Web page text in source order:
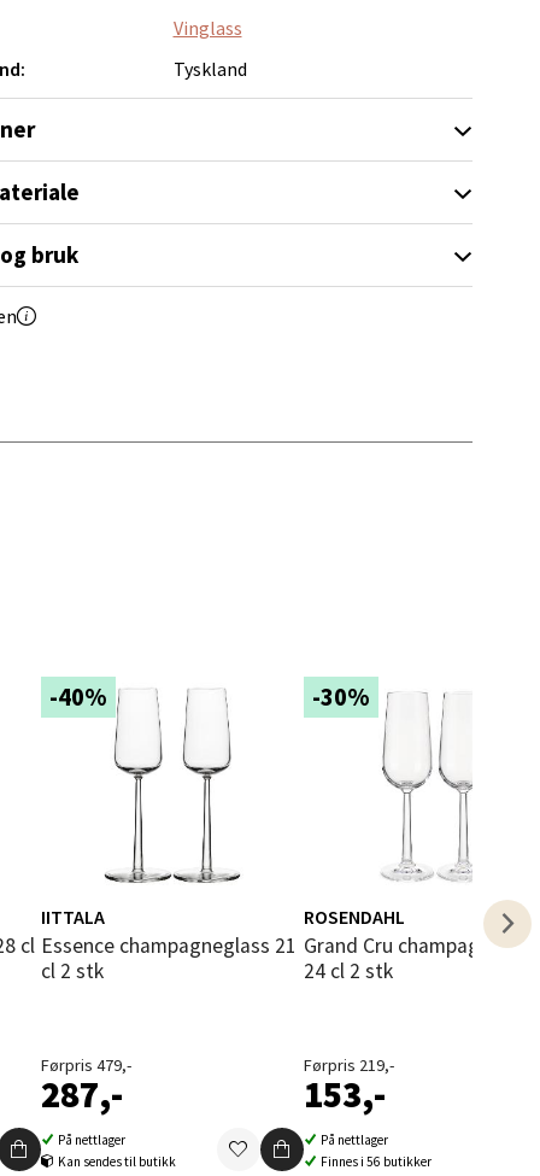
Vinglass
Tyskland
bruk
-40%
IITTALA
Essence champagneglass 21
cl 2 stk
Førpris 479,-
287,-
På nettlager
Kan sendes til butikk
-30%
ROSENDAHL
Grand Cru champagneglass
24 cl 2 stk
Førpris 219,-
153,-
På nettlager
Finnes i 56 butikker